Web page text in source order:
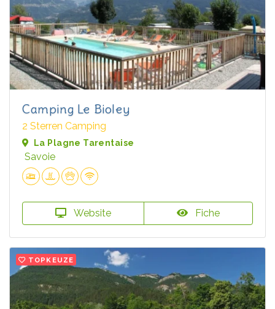
Camping Le Bioley
2 Sterren Camping
La Plagne Tarentaise
Savoie
Website Fiche
TOPKEUZE